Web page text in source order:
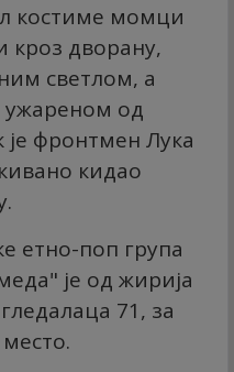
костиме момци
кроз дворану,
светлом, а
ужареном од
је фронтмен Лука
кидао
етно-поп група
је од жирија
71, за